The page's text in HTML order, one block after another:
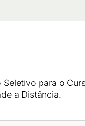
para o
a Distância.